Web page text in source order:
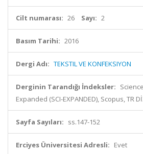
Cilt numarası: 26 Sayı: 2
Basım Tarihi: 2016
Dergi Adı: TEKSTIL VE KONFEKSIYON
Derginin Tarandığı İndeksler:
Expanded (SCI-EXPANDED), Scopus, TR
Sayfa Sayıları: ss.147-152
Erciyes Üniversitesi Adresli: Evet